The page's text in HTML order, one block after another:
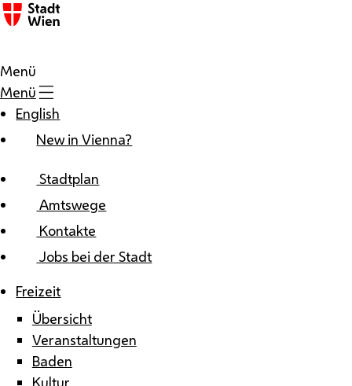
Zum Inhalt
Menü
Menü
English
New in Vienna?
Stadtplan
Amtswege
Kontakte
Jobs bei der Stadt
Freizeit
Übersicht
Veranstaltungen
Baden
Kultur